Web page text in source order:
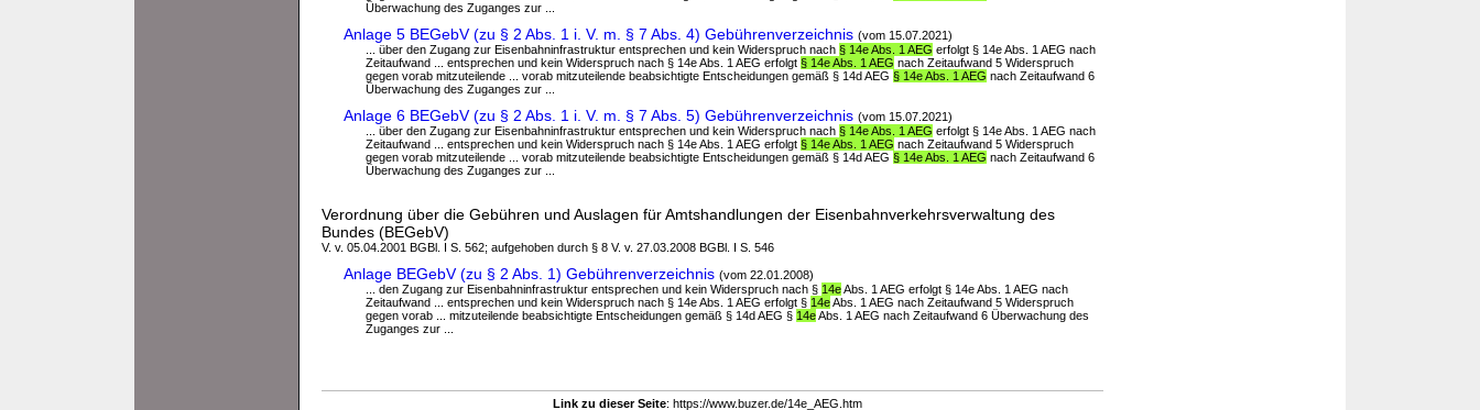
Überwachung des Zuganges zur ...
Anlage 5 BEGebV (zu § 2 Abs. 1 i. V. m. § 7 Abs. 4) Gebührenverzeichnis (vom 15.07.2021)
... über den Zugang zur Eisenbahninfrastruktur entsprechen und kein Widerspruch nach § 14e Abs. 1 AEG erfolgt § 14e Abs. 1 AEG nach
Zeitaufwand ... entsprechen und kein Widerspruch nach § 14e Abs. 1 AEG erfolgt § 14e Abs. 1 AEG nach Zeitaufwand 5 Widerspruch
gegen vorab mitzuteilende ... vorab mitzuteilende beabsichtigte Entscheidungen gemäß § 14d AEG § 14e Abs. 1 AEG nach Zeitaufwand 6
Überwachung des Zuganges zur ...
Anlage 6 BEGebV (zu § 2 Abs. 1 i. V. m. § 7 Abs. 5) Gebührenverzeichnis (vom 15.07.2021)
... über den Zugang zur Eisenbahninfrastruktur entsprechen und kein Widerspruch nach § 14e Abs. 1 AEG erfolgt § 14e Abs. 1 AEG nach
Zeitaufwand ... entsprechen und kein Widerspruch nach § 14e Abs. 1 AEG erfolgt § 14e Abs. 1 AEG nach Zeitaufwand 5 Widerspruch
gegen vorab mitzuteilende ... vorab mitzuteilende beabsichtigte Entscheidungen gemäß § 14d AEG § 14e Abs. 1 AEG nach Zeitaufwand 6
Überwachung des Zuganges zur ...
Verordnung über die Gebühren und Auslagen für Amtshandlungen der Eisenbahnverkehrsverwaltung des
Bundes (BEGebV)
V. v. 05.04.2001 BGBl. I S. 562; aufgehoben durch § 8 V. v. 27.03.2008 BGBl. I S. 546
Anlage BEGebV (zu § 2 Abs. 1) Gebührenverzeichnis (vom 22.01.2008)
... den Zugang zur Eisenbahninfrastruktur entsprechen und kein Widerspruch nach § 14eAbs. 1 AEG erfolgt § 14e Abs. 1 AEG nach
Zeitaufwand ... entsprechen und kein Widerspruch nach § 14e Abs. 1 AEG erfolgt § 14eAbs. 1 AEG nach Zeitaufwand 5 Widerspruch
gegen vorab ... mitzuteilende beabsichtigte Entscheidungen gemäß § 14d AEG § 14eAbs. 1 AEG nach Zeitaufwand 6 Überwachung des
Zuganges zur ...
Link zu dieser Seite: https://www.buzer.de/14e_AEG.htm